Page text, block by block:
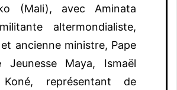
(Mali), avec Aminata
altermondialiste,
ancienne ministre, Pape
Jeunesse Maya, Ismaël
Koné, représentant de